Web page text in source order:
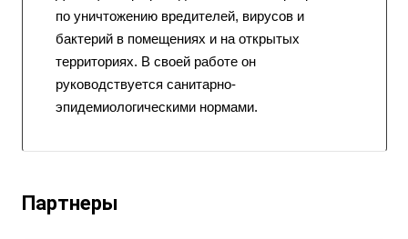
по уничтожению вредителей, вирусов и
бактерий в помещениях и на открытых
территориях. В своей работе он
руководствуется санитарно-
эпидемиологическими нормами.
Партнеры